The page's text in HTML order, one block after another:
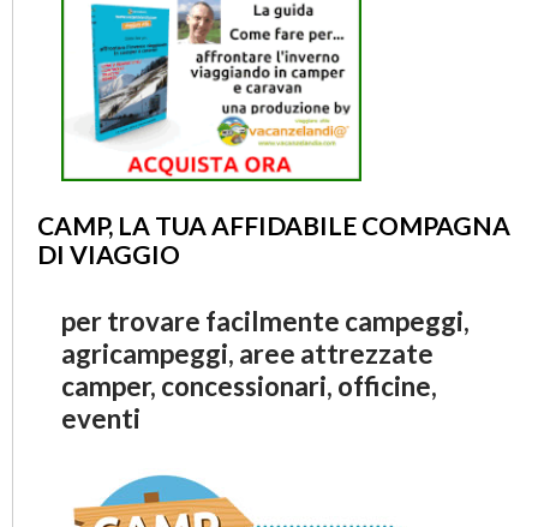
CAMP, LA TUA AFFIDABILE COMPAGNA
DI VIAGGIO
per trovare facilmente campeggi,
agricampeggi, aree attrezzate
camper, concessionari, officine,
eventi